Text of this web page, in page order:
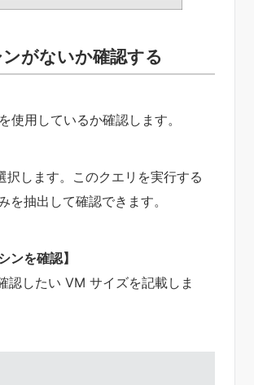
がないか確認する
用しているか確認します。
します。このクエリを実行する
抽出して確認できます。
を確認】
認したい VM サイズを記載しま